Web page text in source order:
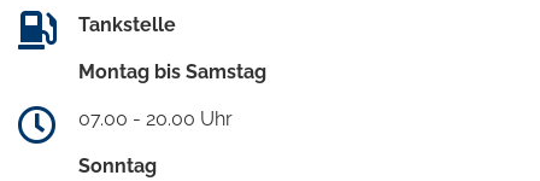
Tankstelle
Montag bis Samstag
07.00 - 20.00 Uhr
Sonntag